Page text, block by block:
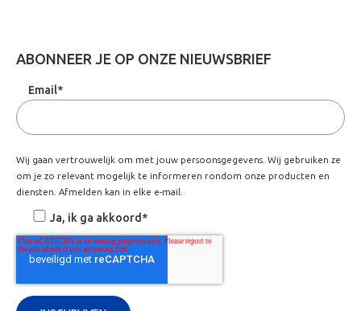
ABONNEER JE OP ONZE NIEUWSBRIEF
Email*
Wij gaan vertrouwelijk om met jouw persoonsgegevens. Wij gebruiken ze
om je zo relevant mogelijk te informeren rondom onze producten en
diensten. Afmelden kan in elke e-mail.
Ja, ik ga akkoord *